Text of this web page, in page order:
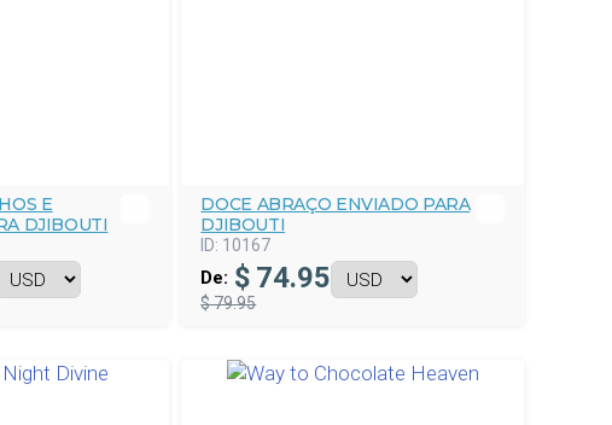
E
DJIBOUTI
DOCE ABRAÇO ENVIADO PARA
DJIBOUTI
ID: 10167
De: $ 74.95
$ 79.95